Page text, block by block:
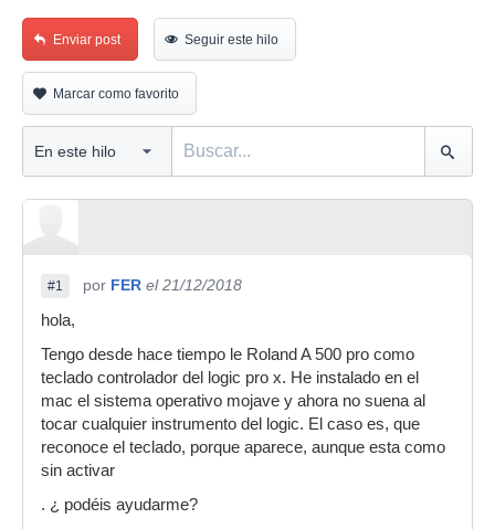
Enviar post Seguir este hilo
Marcar como favorito
#1 por FER el 21/12/2018
hola,
Tengo desde hace tiempo le Roland A 500 pro como
teclado controlador del logic pro x. He instalado en el
mac el sistema operativo mojave y ahora no suena al
tocar cualquier instrumento del logic. El caso es, que
reconoce el teclado, porque aparece, aunque esta como
sin activar
. ¿ podéis ayudarme?